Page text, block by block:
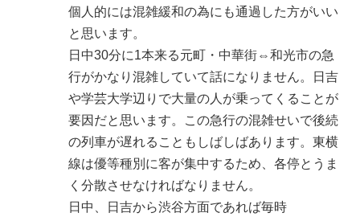
個人的には混雑緩和の為にも通過した方がいい
と思います。
日中30分に1本来る元町・中華街⇔和光市の急
行がかなり混雑していて話になりません。日吉
や学芸大学辺りで大量の人が乗ってくることが
要因だと思います。この急行の混雑せいで後続
の列車が遅れることもしばしばあります。東横
線は優等種別に客が集中するため、各停とうま
く分散させなければなりません。
日中、日吉から渋谷方面であれば毎時